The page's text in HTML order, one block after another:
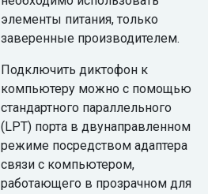
элементы питания, только
заверенные производителем.
Подключить диктофон к
компьютеру можно с помощью
стандартного параллельного
(LPT) порта в двунаправленном
режиме посредством адаптера
связи с компьютером,
работающего в прозрачном для